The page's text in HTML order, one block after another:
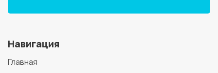
Навигация
Главная